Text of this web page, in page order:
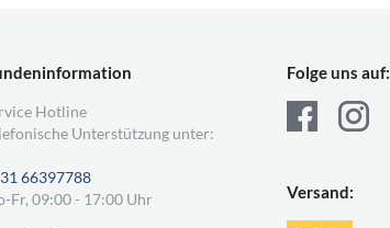
Hotline
Unterstützung unter:
66397788
Fr, 09:00 - 17:00 Uhr
Folge uns auf:
Versand: